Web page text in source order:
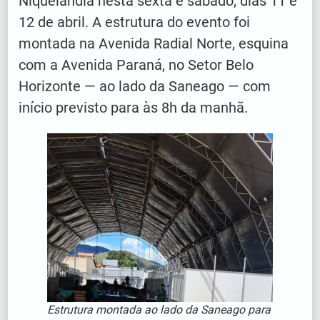
12 de abril. A estrutura do evento foi
montada na Avenida Radial Norte, esquina
com a Avenida Paraná, no Setor Belo
Horizonte — ao lado da Saneago — com
início previsto para às 8h da manhã.
Estrutura montada ao lado da Saneago para